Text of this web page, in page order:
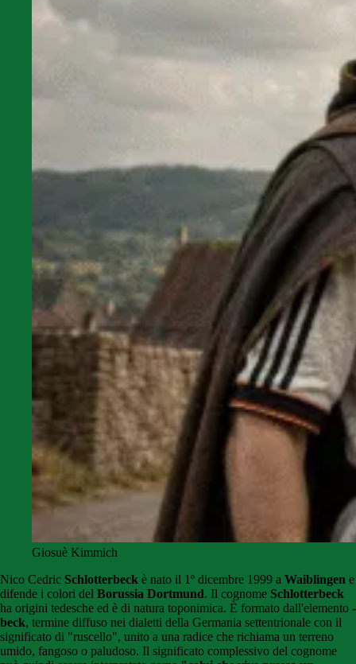
Giosuè Kimmich
Nico Cedric Schlotterbeck è nato il 1º dicembre 1999 a Waiblingen e
difende i colori del Borussia Dortmund. Il cognome Schlotterbeck
ha origini tedesche ed è di natura toponimica. È formato dall'elemento -
beck, termine diffuso nei dialetti della Germania settentrionale con il
significato di "ruscello", unito a una radice che richiama un terreno
umido, fangoso o paludoso. Il significato complessivo del cognome